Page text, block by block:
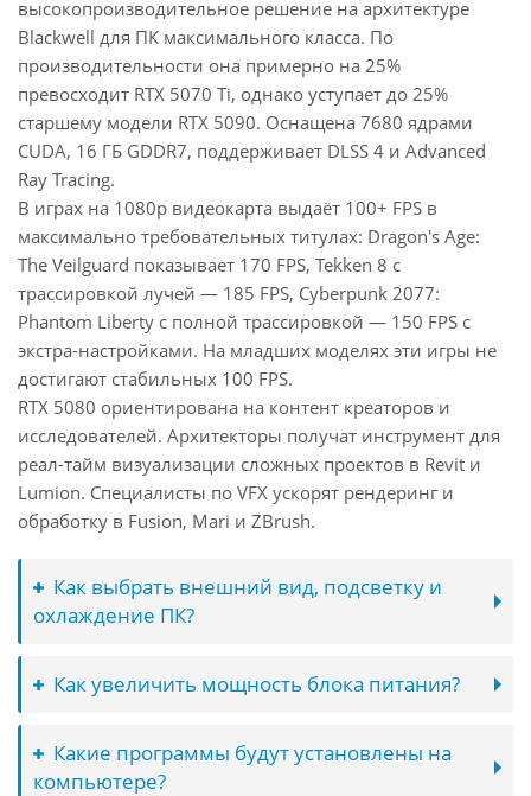
высокопроизводительное решение на архитектуре
Blackwell для ПК максимального класса. По
производительности она примерно на 25%
превосходит RTX 5070 Ti, однако уступает до 25%
старшему модели RTX 5090. Оснащена 7680 ядрами
CUDA, 16 ГБ GDDR7, поддерживает DLSS 4 и Advanced
Ray Tracing.
В играх на 1080p видеокарта выдаёт 100+ FPS в
максимально требовательных титулах: Dragon's Age:
The Veilguard показывает 170 FPS, Tekken 8 с
трассировкой лучей — 185 FPS, Cyberpunk 2077:
Phantom Liberty с полной трассировкой — 150 FPS с
экстра-настройками. На младших моделях эти игры не
достигают стабильных 100 FPS.
RTX 5080 ориентирована на контент креаторов и
исследователей. Архитекторы получат инструмент для
реал-тайм визуализации сложных проектов в Revit и
Lumion. Специалисты по VFX ускорят рендеринг и
обработку в Fusion, Mari и ZBrush.
Как выбрать внешний вид, подсветку и
охлаждение ПК?
Как увеличить мощность блока питания?
Какие программы будут установлены на
компьютере?